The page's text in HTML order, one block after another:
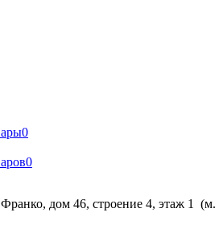
0
0
дом 46, строение 4, этаж 1 (м.